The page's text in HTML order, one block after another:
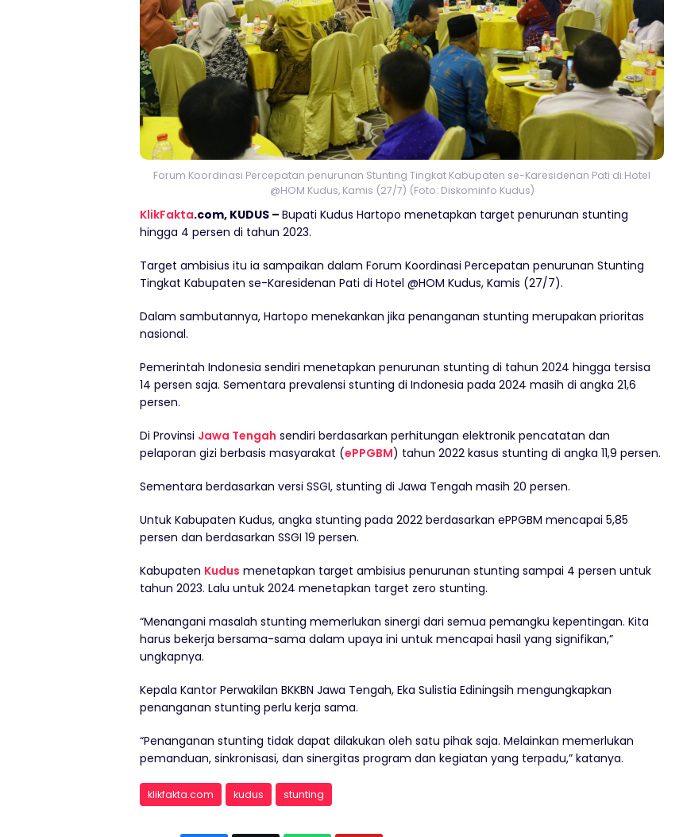
Forum Koordinasi Percepatan penurunan Stunting Tingkat Kabupaten se-Karesidenan Pati di Hotel
@HOM Kudus, Kamis (27/7) (Foto: Diskominfo Kudus)
KlikFakta.com, KUDUS – Bupati Kudus Hartopo menetapkan target penurunan stunting
hingga 4 persen di tahun 2023.
Target ambisius itu ia sampaikan dalam Forum Koordinasi Percepatan penurunan Stunting
Tingkat Kabupaten se-Karesidenan Pati di Hotel @HOM Kudus, Kamis (27/7).
Dalam sambutannya, Hartopo menekankan jika penanganan stunting merupakan prioritas
nasional.
Pemerintah Indonesia sendiri menetapkan penurunan stunting di tahun 2024 hingga tersisa
14 persen saja. Sementara prevalensi stunting di Indonesia pada 2024 masih di angka 21,6
persen.
Di Provinsi Jawa Tengah sendiri berdasarkan perhitungan elektronik pencatatan dan
pelaporan gizi berbasis masyarakat (ePPGBM) tahun 2022 kasus stunting di angka 11,9 persen.
Sementara berdasarkan versi SSGI, stunting di Jawa Tengah masih 20 persen.
Untuk Kabupaten Kudus, angka stunting pada 2022 berdasarkan ePPGBM mencapai 5,85
persen dan berdasarkan SSGI 19 persen.
Kabupaten Kudus menetapkan target ambisius penurunan stunting sampai 4 persen untuk
tahun 2023. Lalu untuk 2024 menetapkan target zero stunting.
“Menangani masalah stunting memerlukan sinergi dari semua pemangku kepentingan. Kita
harus bekerja bersama-sama dalam upaya ini untuk mencapai hasil yang signifikan,”
ungkapnya.
Kepala Kantor Perwakilan BKKBN Jawa Tengah, Eka Sulistia Ediningsih mengungkapkan
penanganan stunting perlu kerja sama.
“Penanganan stunting tidak dapat dilakukan oleh satu pihak saja. Melainkan memerlukan
pemanduan, sinkronisasi, dan sinergitas program dan kegiatan yang terpadu,” katanya.
klikfakta.com kudus stunting